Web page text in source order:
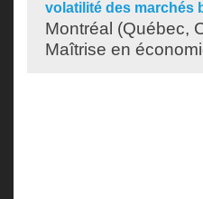
volatilité des marchés
Montréal (Québec,
Maîtrise en